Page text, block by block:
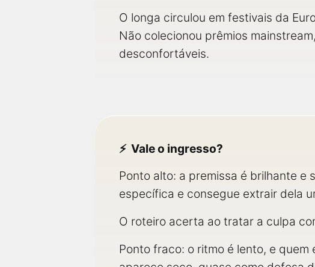
O longa circulou em festivais da
Não colecionou prêmios
desconfortáveis.
Vale o ingresso?
Ponto alto: a premissa é brilhante
específica e consegue extrair dela
O roteiro acerta ao tratar a culpa
Ponto fraco: o ritmo é lento, e quem